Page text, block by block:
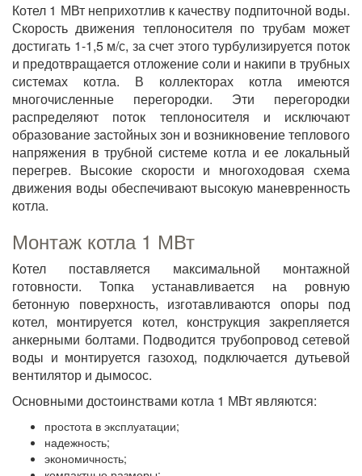
Котел 1 МВт неприхотлив к качеству подпиточной воды.
Скорость движения теплоносителя по трубам может
достигать 1-1,5 м/с, за счет этого турбулизируется поток
и предотвращается отложение соли и накипи в трубных
системах котла. В коллекторах котла имеются
многочисленные перегородки. Эти перегородки
распределяют поток теплоносителя и исключают
образование застойных зон и возникновение теплового
напряжения в трубной системе котла и ее локальный
перегрев. Высокие скорости и многоходовая схема
движения воды обеспечивают высокую маневренность
котла.
Монтаж котла 1 МВт
Котел поставляется максимальной монтажной
готовности. Топка устанавливается на ровную
бетонную поверхность, изготавливаются опоры под
котел, монтируется котел, конструкция закрепляется
анкерными болтами. Подводится трубопровод сетевой
воды и монтируется газоход, подключается дутьевой
вентилятор и дымосос.
Основными достоинствами котла 1 МВт являются:
простота в эксплуатации;
надежность;
экономичность;